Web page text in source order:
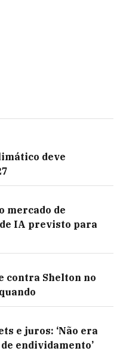
deve
mercado de
IA previsto para
contra Shelton no
e juros: ‘Não era
endividamento’